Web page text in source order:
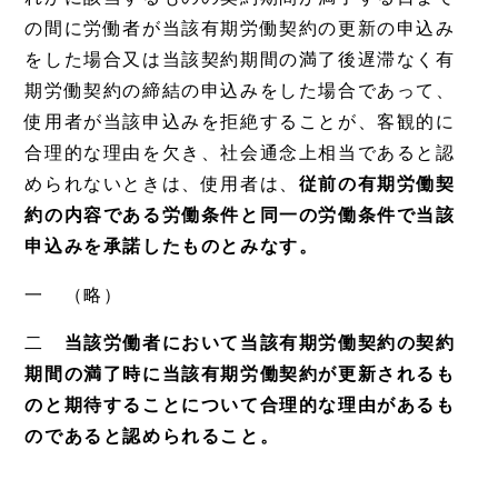
の間に労働者が当該有期労働契約の更新の申込み
をした場合又は当該契約期間の満了後遅滞なく有
期労働契約の締結の申込みをした場合であって、
使用者が当該申込みを拒絶することが、客観的に
合理的な理由を欠き、社会通念上相当であると認
められないときは、使用者は、 従前の有期労働契
約の内容である労働条件と同一の労働条件で当該
申込みを承諾したものとみなす。
一 （略）
二 当該労働者において当該有期労働契約の契約
期間の満了時に当該有期労働契約が更新されるも
のと期待することについて合理的な理由があるも
のであると認められること。